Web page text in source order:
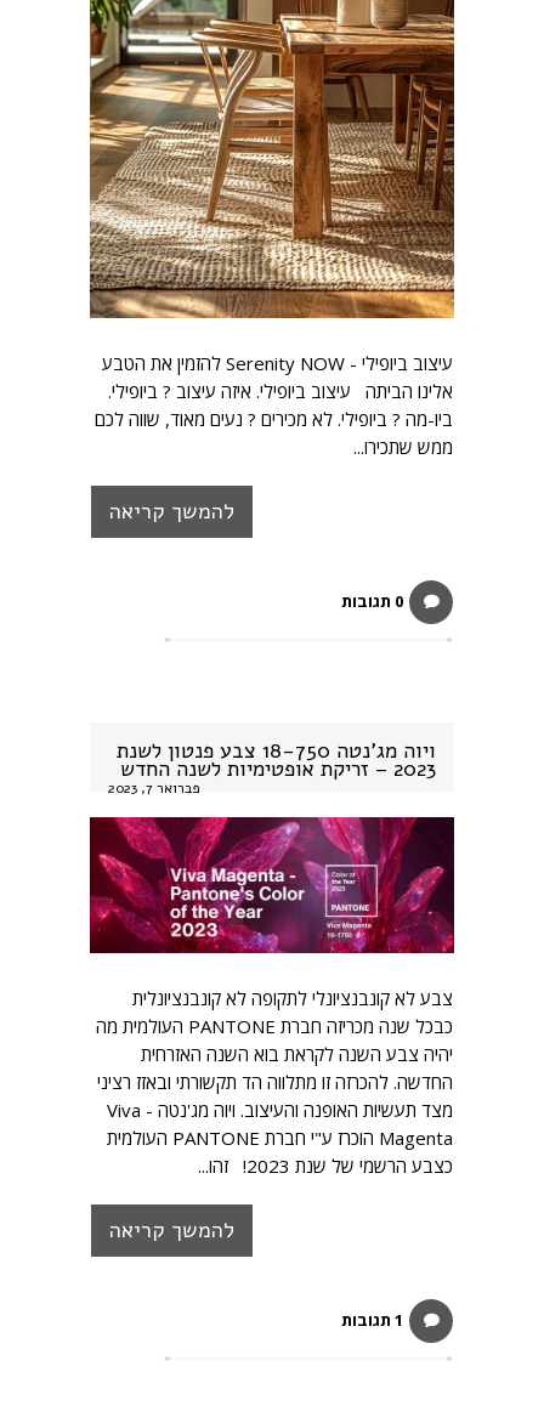
עיצוב ביופילי - Serenity NOW להזמין את הטבע
אלינו הביתה עיצוב ביופילי. איזה עיצוב ? ביופילי.
ביו-מה ? ביופילי. לא מכירים ? נעים מאוד, שווה לכם
ממש שתכירו...
להמשך קריאה
0 תגובות
ויוה מג'נטה 18-750 צבע פנטון לשנת
2023 – זריקת אופטימיות לשנה החדש
פברואר 7, 2023
צבע לא קונבנציונלי לתקופה לא קונבנציונלית
כבכל שנה מכריזה חברת PANTONE העולמית מה
יהיה צבע השנה לקראת בוא השנה האזרחית
החדשה. להכרזה זו מתלווה הד תקשורתי ובאזז רציני
מצד תעשיות האופנה והעיצוב. ויוה מג'נטה - Viva
Magenta הוכרז ע"י חברת PANTONE העולמית
כצבע הרשמי של שנת 2023! זהו...
להמשך קריאה
1 תגובות